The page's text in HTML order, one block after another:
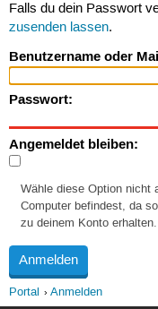
Falls du dein Passwort
zusenden lassen.
Benutzername oder
Passwort:
Angemeldet bleiben:
Wähle diese Option nicht
Computer befindest, da
zu deinem Konto erhalten.
Portal Anmelden